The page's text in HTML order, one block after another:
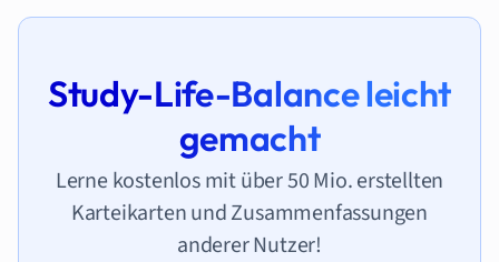
Study-Life-Balance leicht
gemacht
Lerne kostenlos mit über 50 Mio. erstellten
Karteikarten und Zusammenfassungen
anderer Nutzer!